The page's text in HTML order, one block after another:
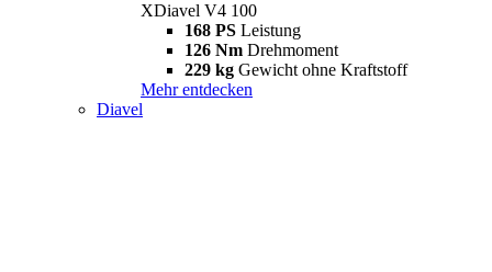
XDiavel V4 100
168 PS Leistung
126 Nm Drehmoment
229 kg Gewicht ohne Kraftstoff
Mehr entdecken
Diavel